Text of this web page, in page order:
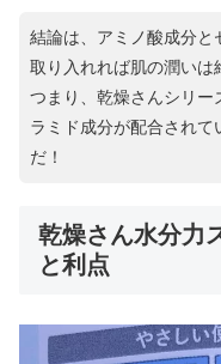
結論は、アミノ酸成分
取り入れれば肌の潤いは
つまり、乾燥さんシリー
ラミド成分が配合され
だ！
乾燥さん水分力
と利点